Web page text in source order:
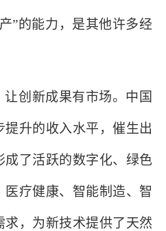
”的能力，是其他许多经
创新成果有市场。中国
升的收入水平，催生出
成了活跃的数字化、绿色
疗健康、智能制造、智
求，为新技术提供了天然